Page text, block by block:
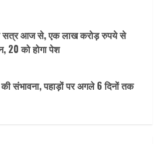
सत्र आज से, एक लाख करोड़ रुपये से
20 को होगा पेश
की संभावना, पहाड़ों पर अगले 6 दिनों तक